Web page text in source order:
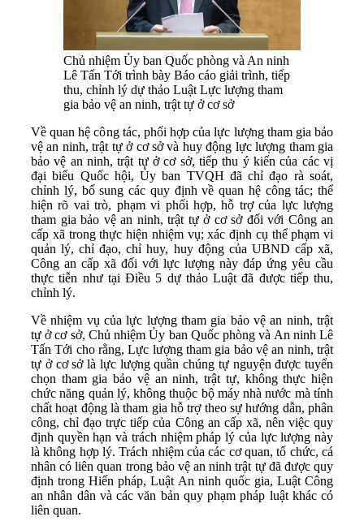
Chủ nhiệm Ủy ban Quốc phòng và An ninh
Lê Tấn Tới trình bày Báo cáo giải trình, tiếp
thu, chỉnh lý dự thảo Luật Lực lượng tham
gia bảo vệ an ninh, trật tự ở cơ sở
Về quan hệ công tác, phối hợp của lực lượng tham gia bảo
vệ an ninh, trật tự ở cơ sở và huy động lực lượng tham gia
bảo vệ an ninh, trật tự ở cơ sở, tiếp thu ý kiến của các vị
đại biểu Quốc hội,Ủy ban TVQH đã chỉ đạo rà soát,
chỉnh lý, bổ sung các quy định về quan hệ công tác; thể
hiện rõ vai trò, phạm vi phối hợp, hỗ trợ của lực lượng
tham gia bảo vệ an ninh, trật tự ở cơ sở đối với Công an
cấp xã trong thực hiện nhiệm vụ; xác định cụ thể phạm vi
quản lý, chỉ đạo, chỉ huy, huy động của UBND cấp xã,
Công an cấp xã đối với lực lượng này đáp ứng yêu cầu
thực tiễn như tại Điều 5 dự thảo Luật đã được tiếp thu,
chỉnh lý.
Về nhiệm vụ của lực lượng tham gia bảo vệ an ninh, trật
tự ở cơ sở, Chủ nhiệm Ủy ban Quốc phòng và An ninh Lê
Tấn Tới cho rằng, Lực lượng tham gia bảo vệ an ninh, trật
tự ở cơ sở là lực lượng quần chúng tự nguyện được tuyển
chọn tham gia bảo vệ an ninh, trật tự, không thực hiện
chức năng quản lý, không thuộc bộ máy nhà nước mà tính
chất hoạt động là tham gia hỗ trợ theo sự hướng dẫn, phân
công, chỉ đạo trực tiếp của Công an cấp xã, nên việc quy
định quyền hạn và trách nhiệm pháp lý của lực lượng này
là không hợp lý. Trách nhiệm của các cơ quan, tổ chức, cá
nhân có liên quan trong bảo vệ an ninh trật tự đã được quy
định trong Hiến pháp, Luật An ninh quốc gia, Luật Công
an nhân dân và các văn bản quy phạm pháp luật khác có
liên quan.